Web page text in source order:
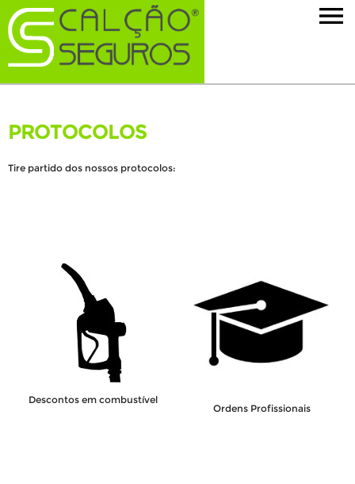
PROTOCOLOS
Tire partido dos nossos protocolos:
Descontos em combustível
Ordens Profissionais